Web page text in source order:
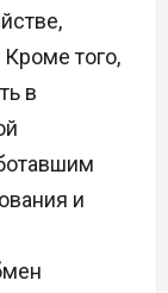
того,
в
и